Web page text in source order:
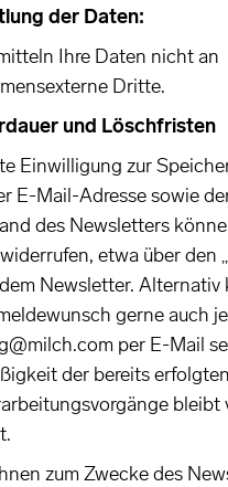
der Daten:
Ihre Daten nicht an
Dritte.
und Löschfristen
Einwilligung zur
E-Mail-Adresse sowie
des Newsletters
etwa über den
Newsletter. Alternativ
gerne auch
per E-Mail
der bereits erfolgten
bleibt
zum Zwecke des